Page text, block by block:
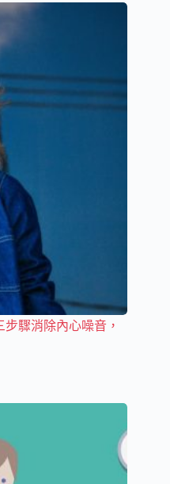
驟消除內心噪音，